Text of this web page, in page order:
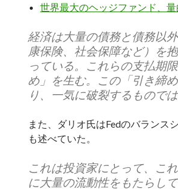
世界最大のヘッジファンド、
経済は大量の債務と債務以
康保険、社会保障など）を
っている。これらの支払期
め」を生む。この「引き締
り、一気に破裂するものでは
また、ダリオ氏はFedのバランス
も述べていた。
これは投資家にとって、こ
に大量の流動性をもたらし